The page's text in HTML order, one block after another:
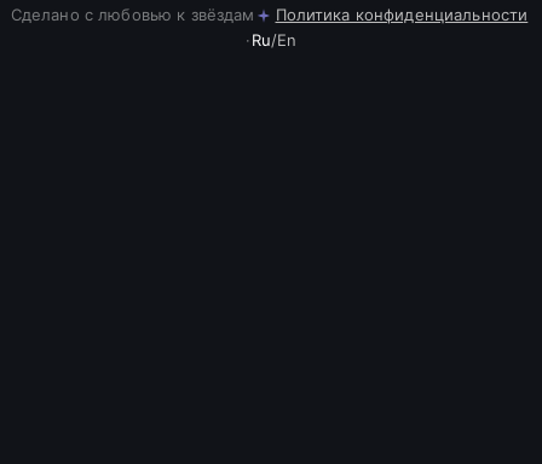
Сделано с любовью к звёздам
Политика конфиденциальности
·Ru/En